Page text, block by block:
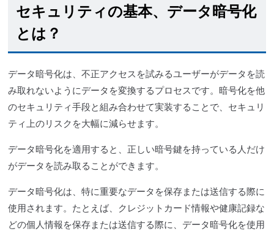
セキュリティの基本、データ暗号化
とは？
データ暗号化は、不正アクセスを試みるユーザーがデータを読
み取れないようにデータを変換するプロセスです。暗号化を他
のセキュリティ手段と組み合わせて実装することで、セキュリ
ティ上のリスクを大幅に減らせます。
データ暗号化を適用すると、正しい暗号鍵を持っている人だけ
がデータを読み取ることができます。
データ暗号化は、特に重要なデータを保存または送信する際に
使用されます。たとえば、クレジットカード情報や健康記録な
どの個人情報を保存または送信する際に、データ暗号化を使用